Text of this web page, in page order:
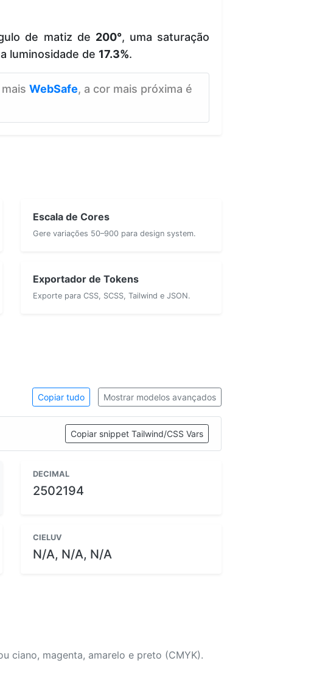
de matiz de 200°, uma saturação
luminosidade de 17.3%.
WebSafe, a cor mais próxima é
Escala de Cores
Gere variações 50–900 para design system.
Exportador de Tokens
Exporte para CSS, SCSS, Tailwind e JSON.
Copiar tudo Mostrar modelos avançados
Copiar snippet Tailwind/CSS Vars
DECIMAL
2502194
CIELUV
N/A, N/A, N/A
ciano, magenta, amarelo e preto (CMYK).